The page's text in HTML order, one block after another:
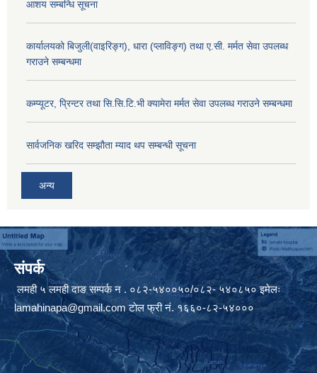
आशय सम्बन्धि सूचना
कार्यालयको बिजुली(वाइरिङ्ग), धारा (प्लाविङ्ग) तथा ए.सी. मर्मत सेवा उपलब्ध
गराउने सम्बन्धमा
कम्प्यूटर, प्रिन्टर तथा सि.सि.टि.भी क्यामेरा मर्मत सेवा उपलब्ध गराउने सम्बन्धमा
सार्वजनिक खरिद सम्झौता म्याद थप सम्बन्धी सूचना
अन्य
संपर्क
लमही ५ लमही दाङ सम्पर्क न . ०८२-५४००५०/०८२- ५४०८५० इमेलः
lamahinapa@gmail.comटाेल फ्री नं. १६६०-८२-५४०००